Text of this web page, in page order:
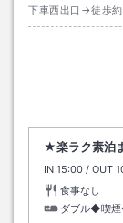
下車西出口→徒歩
★楽ラク素泊
IN チェックイン
15:00 / OUT
食事なし
ダブル◆喫